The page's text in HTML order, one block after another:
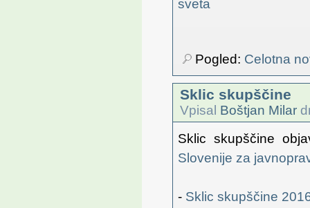
sveta
Pogled: Celotna
Sklic skupščine
Vpisal Boštjan Milar
Sklic skupščine
Slovenije za
- Sklic skupščine